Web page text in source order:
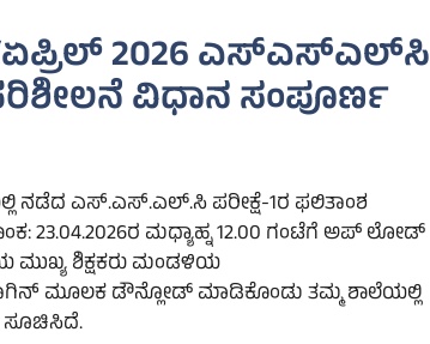
ಏಪ್ರಿಲ್ 2026 ಎಸ್‌ಎಸ್‌ಎಲ್‌ಸಿ
ವಿಧಾನ ಸಂಪೂರ್ಣ
ನಡೆದ ಎಸ್.ಎಸ್.ಎಲ್.ಸಿ ಪರೀಕ್ಷೆ-1ರ ಫಲಿತಾಂಶ
23.04.2026ರ ಮಧ್ಯಾಹ್ನ 12.00 ಗಂಟೆಗೆ ಅಪ್‌ ಲೋಡ್
ಮುಖ್ಯ ಶಿಕ್ಷಕರು ಮಂಡಳಿಯ
ಮೂಲಕ ಡೌನ್ಲೋಡ್ ಮಾಡಿಕೊಂಡು ತಮ್ಮ ಶಾಲೆಯಲ್ಲಿ
ಸೂಚಿಸಿದೆ.